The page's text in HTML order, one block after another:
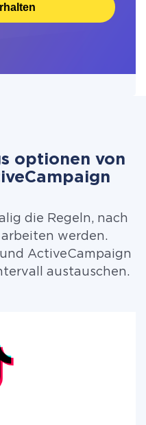
optionen von
die Regeln, nach
werden.
ActiveCampaign
austauschen.